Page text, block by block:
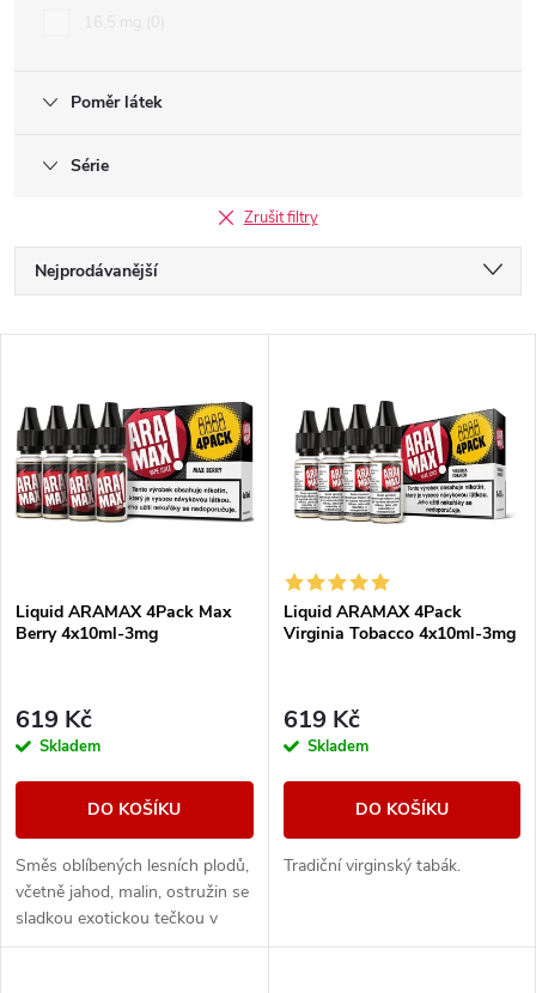
Poměr látek
Série
Zrušit filtry
Ř
a
z
e
n
p
r
o
u
k
Nejprodávanější
Nejdražší
Abecedně
ý
p
i
s
p
r
o
d
u
k
Liquid ARAMAX 4Pack Max
Berry 4x10ml-3mg
619 Kč
Skladem
DO KOŠÍKU
Směs oblíbených lesních plodů,
včetně jahod, malin, ostružin se
sladkou exotickou tečkou v
podobě manga.
Liquid ARAMAX 4Pack
Virginia Tobacco 4x10ml-3mg
619 Kč
Skladem
DO KOŠÍKU
Tradiční virginský tabák.